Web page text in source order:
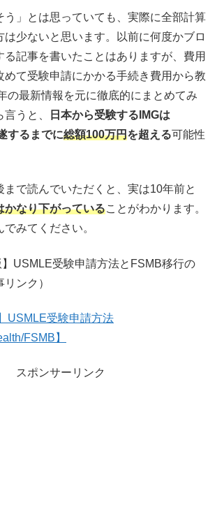
う」とは思っていても、実際に全部計算
は少ないと思います。以前に何度かブロ
る記事を書いたことはありますが、費用
めて受験申請にかかる手続き費用から教
の最新情報を元に徹底的にまとめてみ
うと、
日本から受験するIMGは
するまでに総額100万円を超える可能性
まで読んでいただくと、実は10年前と
かなり下がっていることがわかります。
みてください。
USMLE受験申請方法とFSMB移行の
ンク）
USMLE受験申請方法
FSMB】
スポンサーリンク